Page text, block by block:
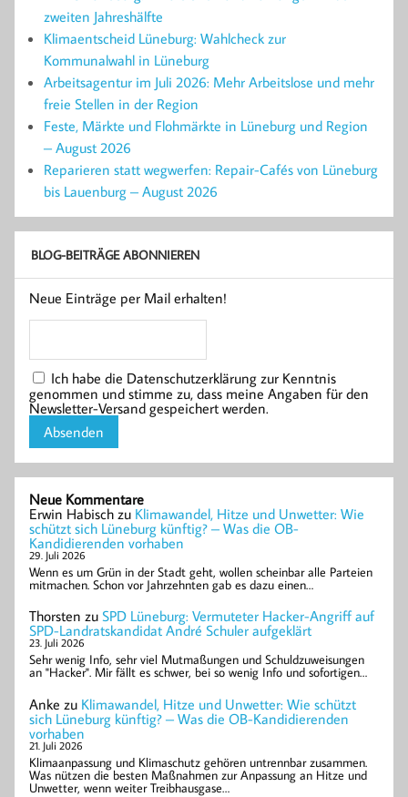
zweiten Jahreshälfte
Klimaentscheid Lüneburg: Wahlcheck zur
Kommunalwahl in Lüneburg
Arbeitsagentur im Juli 2026: Mehr Arbeitslose und mehr
freie Stellen in der Region
Feste, Märkte und Flohmärkte in Lüneburg und Region
– August 2026
Reparieren statt wegwerfen: Repair-Cafés von Lüneburg
bis Lauenburg – August 2026
BLOG-BEITRÄGE ABONNIEREN
Neue Einträge per Mail erhalten!
Ich habe die Datenschutzerklärung zur Kenntnis
genommen und stimme zu, dass meine Angaben für den
Newsletter-Versand gespeichert werden.
Neue Kommentare
Erwin Habisch zu Klimawandel, Hitze und Unwetter: Wie
schützt sich Lüneburg künftig? – Was die OB-
Kandidierenden vorhaben
29. Juli 2026
Wenn es um Grün in der Stadt geht, wollen scheinbar alle Parteien
mitmachen. Schon vor Jahrzehnten gab es dazu einen…
Thorsten zu SPD Lüneburg: Vermuteter Hacker-Angriff auf
SPD-Landratskandidat André Schuler aufgeklärt
23. Juli 2026
Sehr wenig Info, sehr viel Mutmaßungen und Schuldzuweisungen
an "Hacker". Mir fällt es schwer, bei so wenig Info und sofortigen…
Anke zu Klimawandel, Hitze und Unwetter: Wie schützt
sich Lüneburg künftig? – Was die OB-Kandidierenden
vorhaben
21. Juli 2026
Klimaanpassung und Klimaschutz gehören untrennbar zusammen.
Was nützen die besten Maßnahmen zur Anpassung an Hitze und
Unwetter, wenn weiter Treibhausgase…